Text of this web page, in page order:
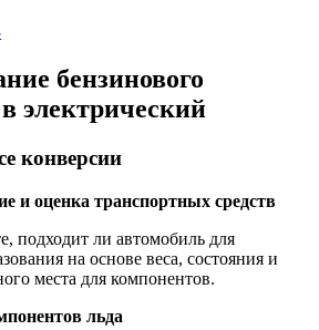
бензинового
электрический
конверсии
и оценка транспортных средств
подходит ли автомобиль для
на основе веса, состояния и
места для компонентов.
льда